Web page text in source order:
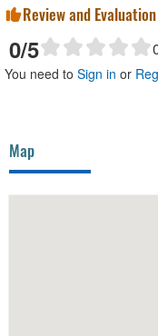
Review and
0/5
You need to Sign in or
Map